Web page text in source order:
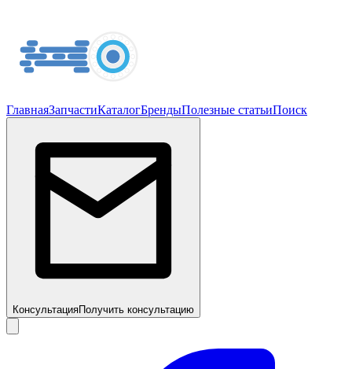
ГлавнаяЗапчастиКаталогБрендыПолезные статьиПоиск
КонсультацияПолучить консультацию